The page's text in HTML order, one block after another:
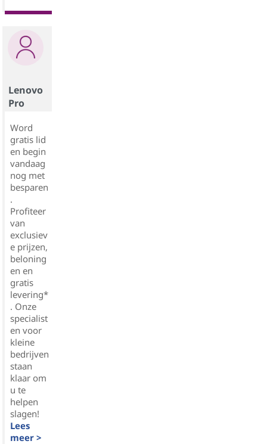
Lenovo
Pro
Word
gratis lid
en begin
vandaag
nog met
besparen
.
Profiteer
van
exclusiev
e prijzen,
beloning
en en
gratis
levering*
. Onze
specialist
en voor
kleine
bedrijven
staan
klaar om
u te
helpen
slagen!
Lees
meer >